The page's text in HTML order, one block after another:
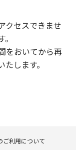
クセスできませ
をおいてから再
します。
ご利用について